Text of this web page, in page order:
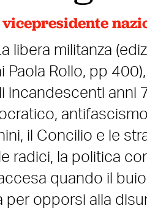
libera militanza
Paola Rollo, pp
incandescenti anni
il Concilio e le
radici, la politica
quando il
per opporsi alla